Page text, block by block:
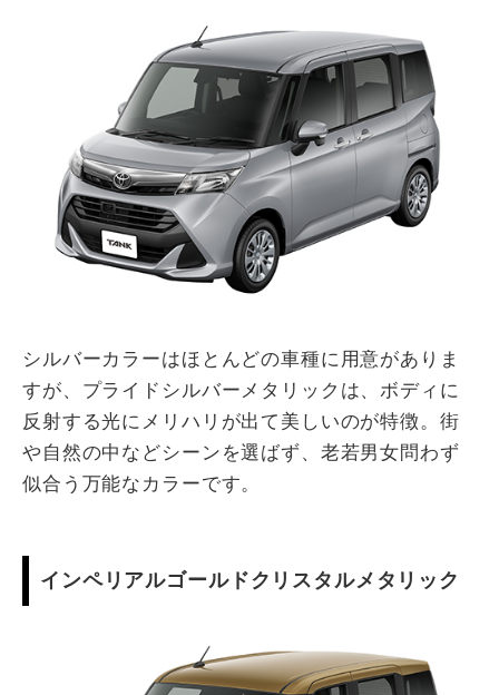
シルバーカラーはほとんどの車種に用意がありま
すが、プライドシルバーメタリックは、ボディに
反射する光にメリハリが出て美しいのが特徴。街
や自然の中などシーンを選ばず、老若男女問わず
似合う万能なカラーです。
インペリアルゴールドクリスタルメタリック